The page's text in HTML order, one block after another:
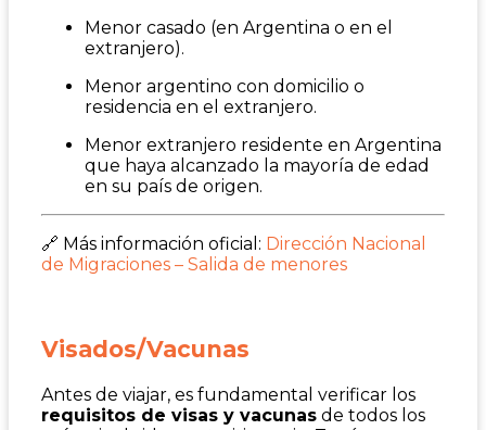
Menor casado (en Argentina o en el
extranjero).
Menor argentino con domicilio o
residencia en el extranjero.
Menor extranjero residente en Argentina
que haya alcanzado la mayoría de edad
en su país de origen.
🔗 Más información oficial: Dirección Nacional
de Migraciones – Salida de menores
Visados/Vacunas
Antes de viajar, es fundamental verificar los
requisitos de visas y vacunas de todos los